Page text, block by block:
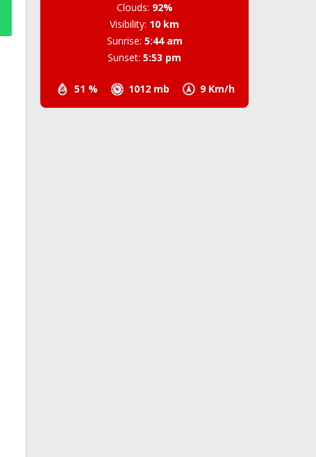
51 % 1012 mb 9 Km/h
Clouds: 92%
Visibility: 10 km
Sunrise: 5:44 am
Sunset: 5:53 pm